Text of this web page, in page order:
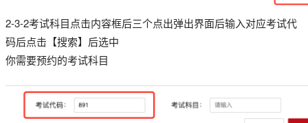
2-3-2考试科目点击内容框后三个点出弹出界面后输入对应考试代
码后点击【搜索】后选中
你需要预约的考试科目